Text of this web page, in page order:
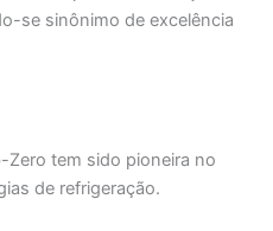
se sinônimo de excelência
Zero tem sido pioneira no
de refrigeração.